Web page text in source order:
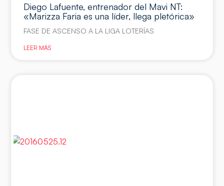
Diego Lafuente, entrenador del Mavi NT:
«Marizza Faria es una líder, llega pletórica»
FASE DE ASCENSO A LA LIGA LOTERÍAS
LEER MÁS